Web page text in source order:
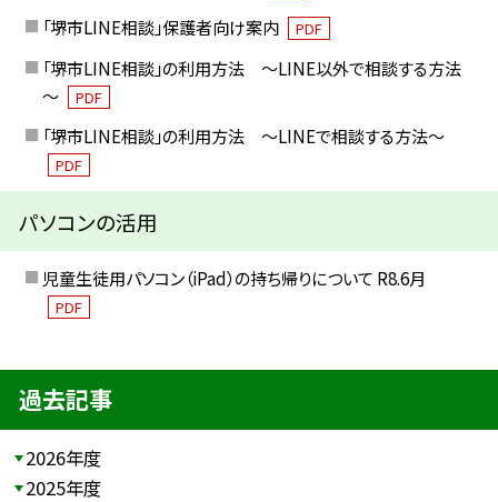
「堺市LINE相談」保護者向け案内 PDF
「堺市LINE相談」の利用方法 ～LINE以外で相談する方法
～
PDF
「堺市LINE相談」の利用方法 ～LINEで相談する方法～
PDF
パソコンの活用
児童生徒用パソコン（iPad）の持ち帰りについて R8.6月
PDF
過去記事
2026年度
2025年度